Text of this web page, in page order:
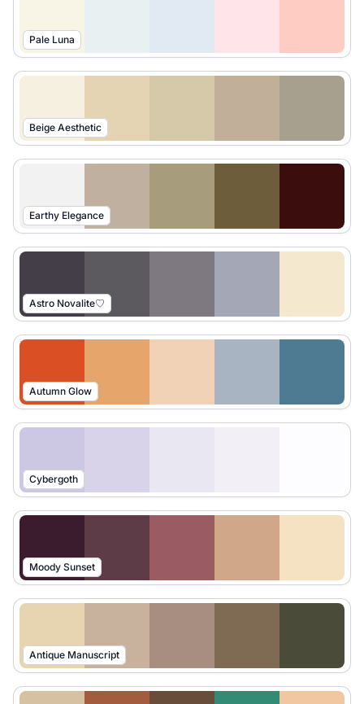
Pale Luna
Beige Aesthetic
Earthy Elegance
Astro Novalite♡
Autumn Glow
Cybergoth
Moody Sunset
Antique Manuscript